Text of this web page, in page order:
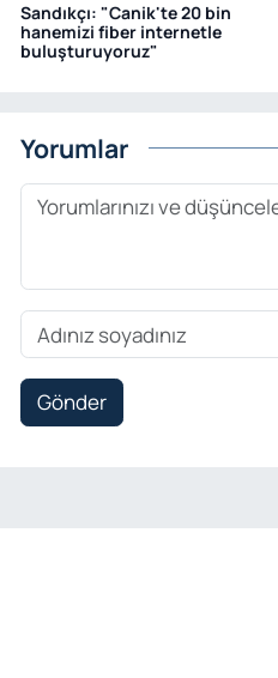
Sandıkçı: "Canik'te 20 bin
hanemizi fiber internetle
buluşturuyoruz"
Yorumlar
Gönder